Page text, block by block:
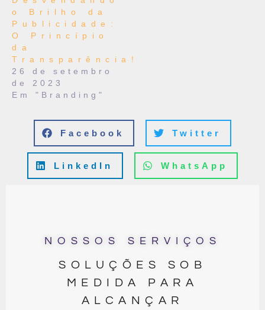
o Brilho da
Publicidade:
O Princípio
da
Transparência!
26 de setembro
de 2023
Em "Branding"
Facebook Twitter
LinkedIn WhatsApp
NOSSOS SERVIÇOS
SOLUÇÕES SOB
MEDIDA PARA
ALCANÇAR